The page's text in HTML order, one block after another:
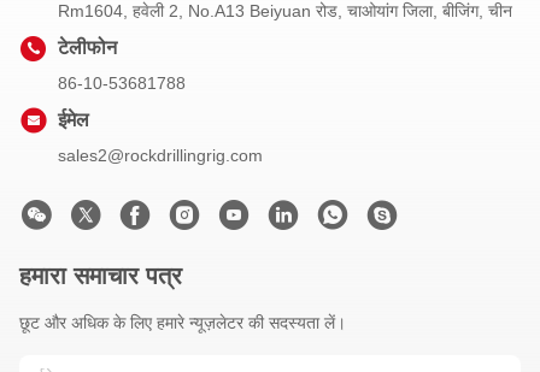
Rm1604, हवेली 2, No.A13 Beiyuan रोड, चाओयांग जिला, बीजिंग, चीन
टेलीफोन
86-10-53681788
ईमेल
sales2@rockdrillingrig.com
हमारा समाचार पत्र
छूट और अधिक के लिए हमारे न्यूज़लेटर की सदस्यता लें।